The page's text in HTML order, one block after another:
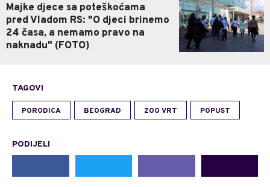
Majke djece sa poteškoćama
pred Vladom RS: "O djeci brinemo
24 časa, a nemamo pravo na
naknadu" (FOTO)
TAGOVI
PORODICA BEOGRAD ZOO VRT POPUST
PODIJELI